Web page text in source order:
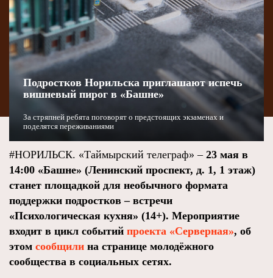
Подростков Норильска приглашают испечь
вишневый пирог в «Башне»
За стряпней ребята поговорят о предстоящих экзаменах и
поделятся переживаниями
#НОРИЛЬСК. «Таймырский телеграф» – 23 мая в
14:00 «Башне» (Ленинский проспект, д. 1, 1 этаж)
станет площадкой для необычного формата
поддержки подростков – встречи
«Психологическая кухня» (14+). Мероприятие
входит в цикл событий проекта «Серверная», об
этом сообщили на странице молодёжного
сообщества в социальных сетях.